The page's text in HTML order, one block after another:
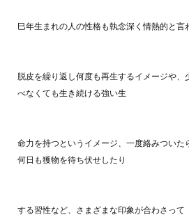
巳年生まれの人の性格も執念深く情熱的と言
脱皮を繰り返し何度も再生するイメージや
べなくても生き続ける強い生
命力を持つというイメージ、一度絡みついた
何日も獲物を待ち伏せしたり
する習性など、さまざまな印象が合わさって